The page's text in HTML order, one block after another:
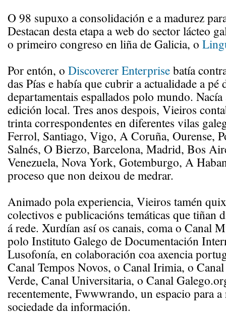
O 98 supuxo a consolidación e a madurez
Destacan desta etapa a web do sector lácteo
o primeiro congreso en liña de Galicia, o
Por entón, o Discoverer Enterprisebatía
das Pías e había que cubrir a actualidade a pé
departamentais espallados polo mundo.
edición local. Tres anos despois, Vieiros
trinta correspondentes en diferentes vilas
Ferrol, Santiago, Vigo, A Coruña, Ourense,
Salnés, O Bierzo, Barcelona, Madrid, Bos
Venezuela, Nova York, Gotemburgo, A
proceso que non deixou de medrar.
Animado pola experiencia, Vieiros tamén
colectivos e publicacións temáticas que tiñan
á rede. Xurdían así os canais, coma o Canal
polo Instituto Galego de Documentación
Lusofonía, en colaboración coa axencia
Canal Tempos Novos, o Canal Irimia, o
Verde, Canal Universitaria, o Canal
recentemente, Fwwwrando, un espacio para
sociedade da información.